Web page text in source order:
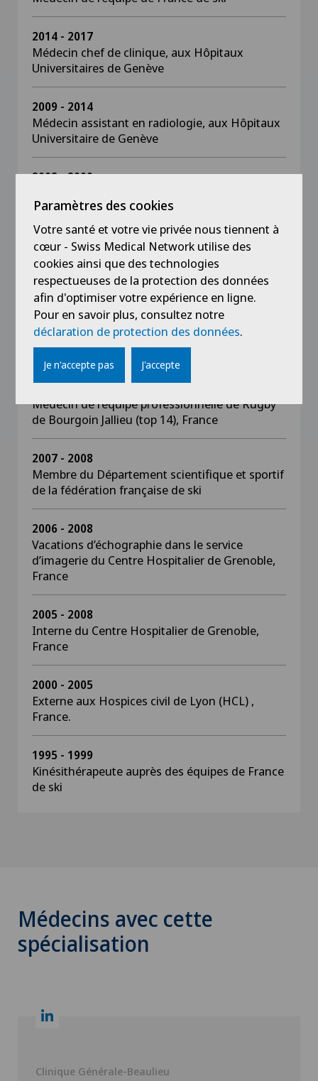
2014 - 2017
Médecin chef de clinique, aux Hôpitaux
Universitaires de Genève
2009 - 2014
Médecin assistant en radiologie, aux Hôpitaux
Universitaire de Genève
2008 - 2009
Sud de Grenoble, France
2008 - 2009
Attaché du Centre Hospitalier de Grenoble
service de médecine du sport, France
2008 - 2009
Vacation 10% en échographie et 10% en IRM,
Centre Hospitalier de Grenoble, France
2007 - 2009
Médecin de l’équipe professionnelle de Rugby
de Bourgoin Jallieu (top 14), France
2007 - 2008
Membre du Département scientifique et sportif
de la fédération française de ski
2006 - 2008
Vacations d’échographie dans le service
d’imagerie du Centre Hospitalier de Grenoble,
France
2005 - 2008
Interne du Centre Hospitalier de Grenoble,
France
2000 - 2005
Externe aux Hospices civil de Lyon (HCL) ,
France.
1995 - 1999
Kinésithérapeute auprès des équipes de France
de ski
Médecins avec cette
spécialisation
Clinique Générale-Beaulieu
Paramètres des cookies
Votre santé et votre vie privée nous tiennent à
cœur - Swiss Medical Network utilise des
cookies ainsi que des technologies
respectueuses de la protection des données
afin d'optimiser votre expérience en ligne.
Pour en savoir plus, consultez notre
déclaration de protection des données.
Je n'accepte pas J'accepte